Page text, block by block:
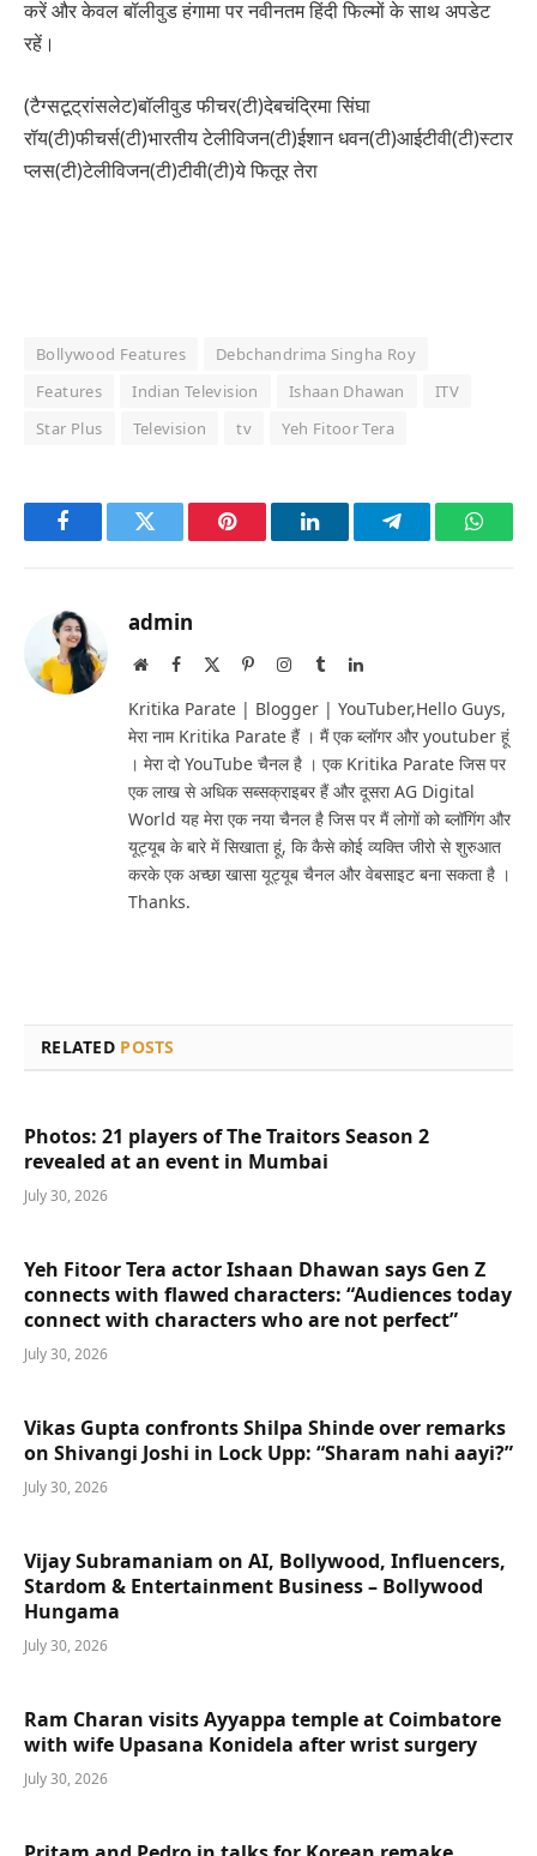
करें और केवल बॉलीवुड हंगामा पर नवीनतम हिंदी फिल्मों के साथ अपडेट
रहें।
(टैग्सटूट्रांसलेट)बॉलीवुड फीचर(टी)देबचंद्रिमा सिंघा
रॉय(टी)फीचर्स(टी)भारतीय टेलीविजन(टी)ईशान धवन(टी)आईटीवी(टी)स्टार
प्लस(टी)टेलीविजन(टी)टीवी(टी)ये फितूर तेरा
Bollywood Features
Debchandrima Singha Roy
Features
Indian Television Ishaan Dhawan
ITV
Star Plus
Television tv Yeh Fitoor Tera
FacebookTwitter Pinterest LinkedInTelegram
admin
WebsiteFacebook PinterestInstagram
TumblrLinkedIn
Kritika Parate | Blogger | YouTuber,Hello Guys,
मेरा नाम Kritika Parate हैं । मैं एक ब्लॉगर और youtuber हूं
। मेरा दो YouTube चैनल है । एक Kritika Parate जिस पर
एक लाख से अधिक सब्सक्राइबर हैं और दूसरा AG Digital
World यह मेरा एक नया चैनल है जिस पर मैं लोगों को ब्लॉगिंग और
यूट्यूब के बारे में सिखाता हूं, कि कैसे कोई व्यक्ति जीरो से शुरुआत
करके एक अच्छा खासा यूट्यूब चैनल और वेबसाइट बना सकता है ।
Thanks.
RELATED POSTS
Photos: 21 players of The Traitors Season 2
revealed at an event in Mumbai
July 30, 2026
Yeh Fitoor Tera actor Ishaan Dhawan says Gen Z
connects with flawed characters: “Audiences today
connect with characters who are not perfect”
July 30, 2026
Vikas Gupta confronts Shilpa Shinde over remarks
on Shivangi Joshi in Lock Upp: “Sharam nahi aayi?”
July 30, 2026
Vijay Subramaniam on AI, Bollywood, Influencers,
Stardom & Entertainment Business – Bollywood
Hungama
July 30, 2026
Ram Charan visits Ayyappa temple at Coimbatore
with wife Upasana Konidela after wrist surgery
July 30, 2026